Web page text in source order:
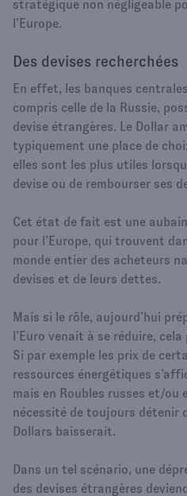
stratégique non négligeable
l’Europe.
Des devises recherchées
En effet, les banques
compris celle de la Russie,
devise étrangères. Le Dollar
typiquement une place de
elles sont les plus utiles
devise ou de rembourser ses
Cet état de fait est une
pour l’Europe, qui trouvent
monde entier des acheteurs
devises et de leurs dettes.
Mais si le rôle, aujourd’hui
l’Euro venait à se réduire,
Si par exemple les prix de
ressources énergétiques
mais en Roubles russes et/ou
nécessité de toujours détenir
Dollars baisserait.
Dans un tel scénario, une
des devises étrangères